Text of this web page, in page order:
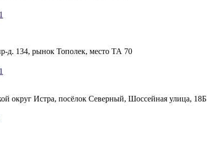
д. 134, рынок Тополек, место ТА 70
округ Истра, посёлок Северный, Шоссейная улица, 18Б